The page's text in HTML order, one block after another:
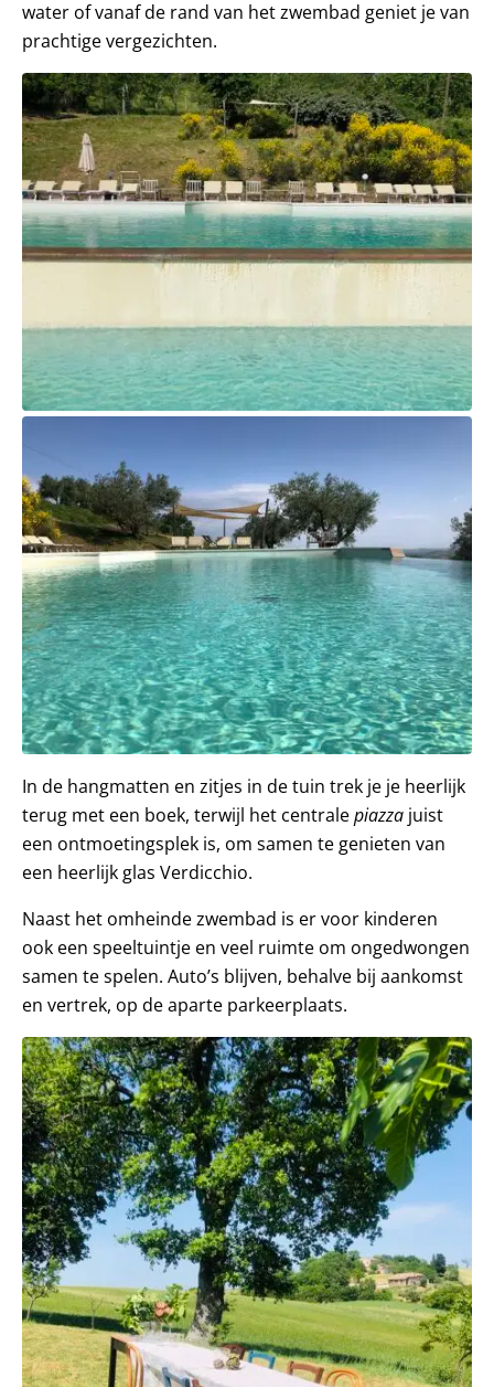
water of vanaf de rand van het zwembad geniet je van
prachtige vergezichten.
In de hangmatten en zitjes in de tuin trek je je heerlijk
terug met een boek, terwijl het centralepiazza juist
een ontmoetingsplek is, om samen te genieten van
een heerlijk glas Verdicchio.
Naast het omheinde zwembad is er voor kinderen
ook een speeltuintje en veel ruimte om ongedwongen
samen te spelen. Auto’s blijven, behalve bij aankomst
en vertrek, op de aparte parkeerplaats.